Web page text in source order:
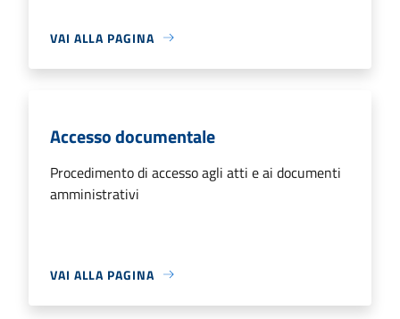
VAI ALLA PAGINA
Accesso documentale
Procedimento di accesso agli atti e ai documenti
amministrativi
VAI ALLA PAGINA